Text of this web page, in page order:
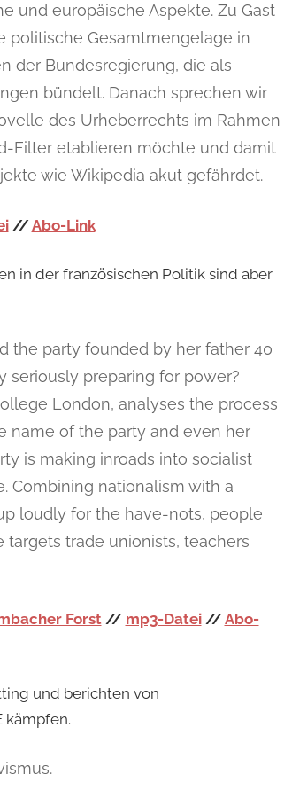
und europäische Aspekte. Zu Gast
politische Gesamtmengelage in
der Bundesregierung, die als
bündelt. Danach sprechen wir
des Urheberrechts im Rahmen
Filter etablieren möchte und damit
wie Wikipedia akut gefährdet.
//Abo-Link
in der französischen Politik sind aber
the party founded by her father 40
seriously preparing for power?
London, analyses the process
name of the party and even her
is making inroads into socialist
Combining nationalism with a
loudly for the have-nots, people
targets trade unionists, teachers
Forst// mp3-Datei//Abo-
und berichten von
kämpfen.